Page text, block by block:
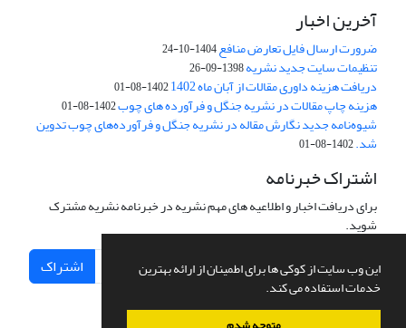
این وب سایت از کوکی ها برای اطمینان از ارائه بهترین
خدمات استفاده می کند.
آخرین اخبار
ضرورت ارسال فایل تعارض منافع1404-10-24
تنظیمات سایت جدید نشریه1398-09-26
دریافت هزینه داوری مقالات از آبان ماه 1402 1402-08-01
هزینه چاپ مقالات در نشریه جنگل و فرآورده های چوب1402-08-01
شیوه‌نامه جدید نگارش مقاله در نشریه جنگل و فرآورده‌های چوب تدوین
شد.1402-08-01
اشتراک خبرنامه
برای دریافت اخبار و اطلاعیه های مهم نشریه در خبرنامه نشریه مشترک
شوید.
اشتراک